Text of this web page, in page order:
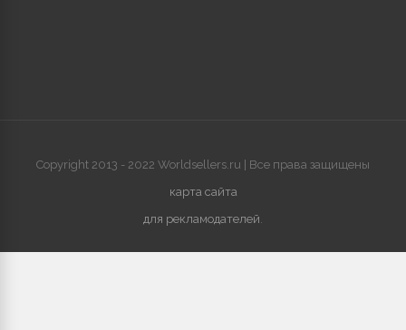
Copyright 2013 - 2022 Worldsellers.ru | Все права защищены
карта сайта
для рекламодателей